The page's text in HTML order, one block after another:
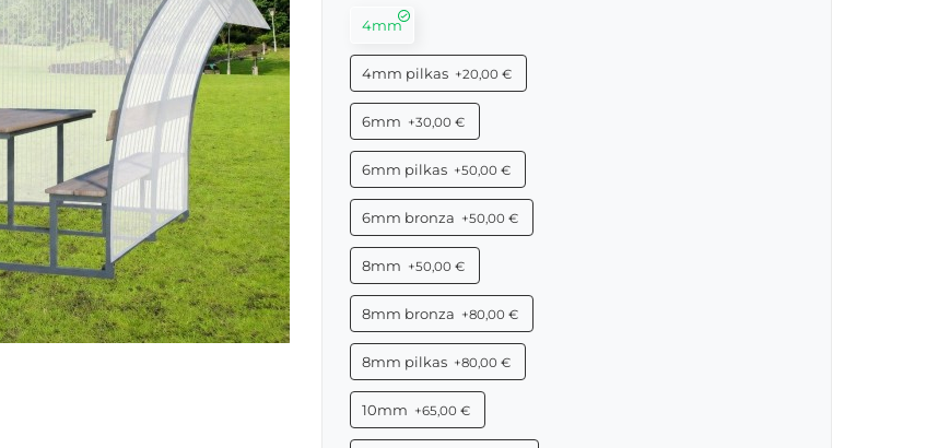
4mm
4mm pilkas +20,00 €
6mm +30,00 €
6mm pilkas +50,00 €
6mm bronza +50,00 €
8mm +50,00 €
8mm bronza +80,00 €
8mm pilkas +80,00 €
10mm +65,00 €